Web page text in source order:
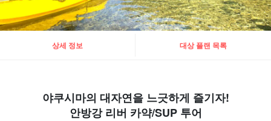
상세 정보 대상 플랜 목록
야쿠시마의 대자연을 느긋하게 즐기자!
안방강 리버 카약/SUP 투어